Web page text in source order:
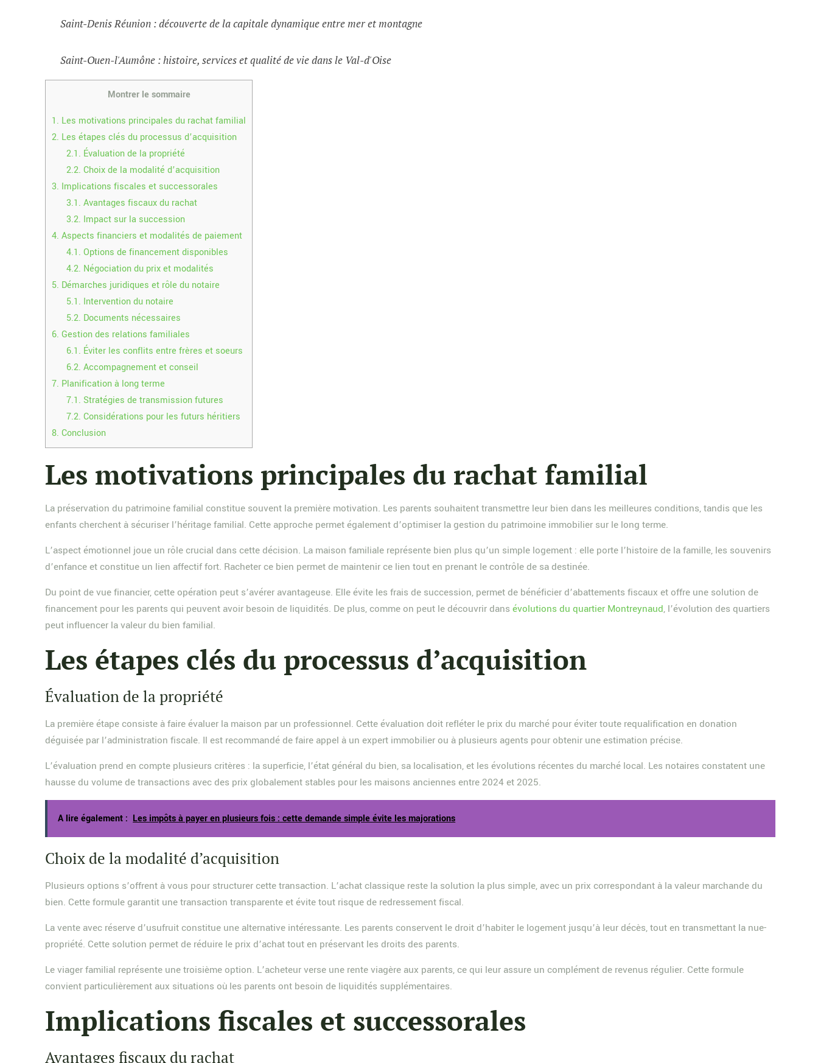
Saint-Denis Réunion : découverte de la capitale dynamique entre mer et montagne
Saint-Ouen-l'Aumône : histoire, services et qualité de vie dans le Val-d'Oise
Montrer le sommaire
1. Les motivations principales du rachat familial
2. Les étapes clés du processus d’acquisition
2.1. Évaluation de la propriété
2.2. Choix de la modalité d’acquisition
3. Implications fiscales et successorales
3.1. Avantages fiscaux du rachat
3.2. Impact sur la succession
4. Aspects financiers et modalités de paiement
4.1. Options de financement disponibles
4.2. Négociation du prix et modalités
5. Démarches juridiques et rôle du notaire
5.1. Intervention du notaire
5.2. Documents nécessaires
6. Gestion des relations familiales
6.1. Éviter les conflits entre frères et soeurs
6.2. Accompagnement et conseil
7. Planification à long terme
7.1. Stratégies de transmission futures
7.2. Considérations pour les futurs héritiers
8. Conclusion
Les motivations principales du rachat familial
La préservation du patrimoine familial constitue souvent la première motivation. Les parents souhaitent transmettre leur bien dans les meilleures conditions, tandis que les
enfants cherchent à sécuriser l’héritage familial. Cette approche permet également d’optimiser la gestion du patrimoine immobilier sur le long terme.
L’aspect émotionnel joue un rôle crucial dans cette décision. La maison familiale représente bien plus qu’un simple logement : elle porte l’histoire de la famille, les souvenirs
d’enfance et constitue un lien affectif fort. Racheter ce bien permet de maintenir ce lien tout en prenant le contrôle de sa destinée.
Du point de vue financier, cette opération peut s’avérer avantageuse. Elle évite les frais de succession, permet de bénéficier d’abattements fiscaux et offre une solution de
financement pour les parents qui peuvent avoir besoin de liquidités. De plus, comme on peut le découvrir dansévolutions du quartier Montreynaud, l’évolution des quartiers
peut influencer la valeur du bien familial.
Les étapes clés du processus d’acquisition
Évaluation de la propriété
La première étape consiste à faire évaluer la maison par un professionnel. Cette évaluation doit refléter le prix du marché pour éviter toute requalification en donation
déguisée par l’administration fiscale. Il est recommandé de faire appel à un expert immobilier ou à plusieurs agents pour obtenir une estimation précise.
L’évaluation prend en compte plusieurs critères : la superficie, l’état général du bien, sa localisation, et les évolutions récentes du marché local. Les notaires constatent une
hausse du volume de transactions avec des prix globalement stables pour les maisons anciennes entre 2024 et 2025.
A lire également : Les impôts à payer en plusieurs fois : cette demande simple évite les majorations
Choix de la modalité d’acquisition
Plusieurs options s’offrent à vous pour structurer cette transaction. L’achat classique reste la solution la plus simple, avec un prix correspondant à la valeur marchande du
bien. Cette formule garantit une transaction transparente et évite tout risque de redressement fiscal.
La vente avec réserve d’usufruit constitue une alternative intéressante. Les parents conservent le droit d’habiter le logement jusqu’à leur décès, tout en transmettant la nue-
propriété. Cette solution permet de réduire le prix d’achat tout en préservant les droits des parents.
Le viager familial représente une troisième option. L’acheteur verse une rente viagère aux parents, ce qui leur assure un complément de revenus régulier. Cette formule
convient particulièrement aux situations où les parents ont besoin de liquidités supplémentaires.
Implications fiscales et successorales
Avantages fiscaux du rachat